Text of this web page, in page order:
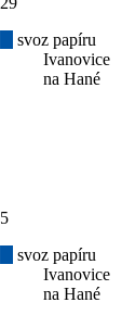
svoz papíru
Ivanovice
na Hané
5
svoz papíru
Ivanovice
na Hané